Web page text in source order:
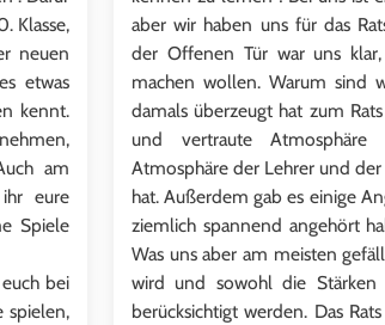
Klasse,
neuen
etwas
kennt.
am
eure
Spiele
bei
spielen,
aber wir haben uns für das
der Offenen Tür war uns
machen wollen. Warum sind
damals überzeugt hat zum
und vertraute
Atmosphäre der Lehrer und
hat. Außerdem gab es einige
ziemlich spannend angehört
Was uns aber am meisten
wird und sowohl die Stärken
berücksichtigt werden. Das